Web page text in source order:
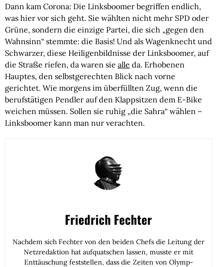
Dann kam Corona: Die Linksboomer begriffen endlich,
was hier vor sich geht. Sie wählten nicht mehr SPD oder
Grüne, sondern die einzige Partei, die sich „gegen den
Wahnsinn“ stemmte: die Basis! Und als Wagenknecht und
Schwarzer, diese Heiligenbildnisse der Linksboomer, auf
die Straße riefen, da waren sie alle da. Erhobenen
Hauptes, den selbstgerechten Blick nach vorne
gerichtet. Wie morgens im überfüllten Zug, wenn die
berufstätigen Pendler auf den Klappsitzen dem E-Bike
weichen müssen. Sollen sie ruhig „die Sahra“ wählen –
Linksboomer kann man nur verachten.
Friedrich Fechter
Nachdem sich Fechter von den beiden Chefs die Leitung der
Netzredaktion hat aufquatschen lassen, musste er mit
Enttäuschung feststellen, dass die Zeiten von Olymp-